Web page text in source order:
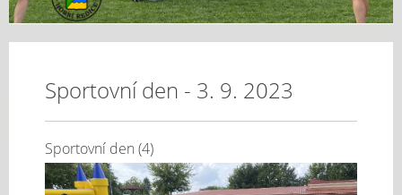
Sportovní den - 3. 9. 2023
Sportovní den (4)